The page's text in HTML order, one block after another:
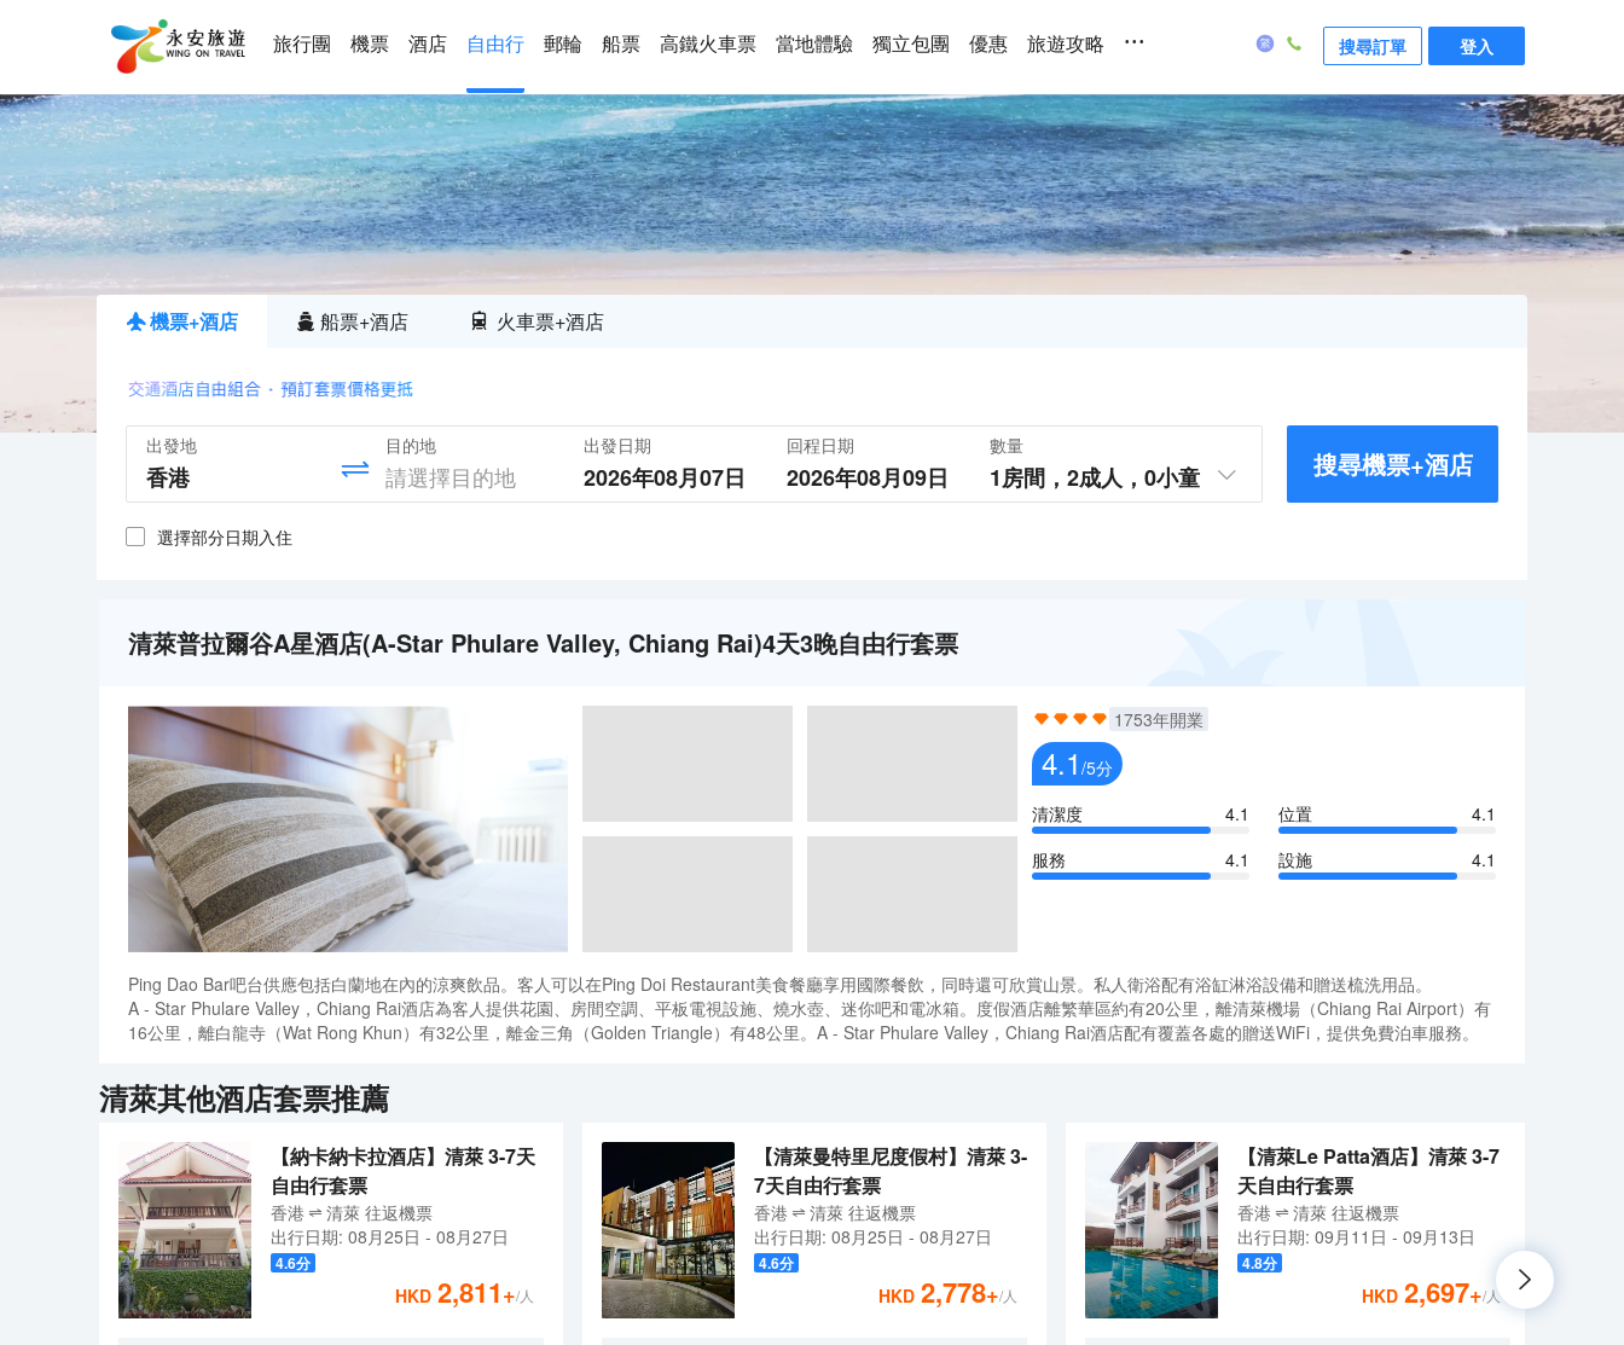
旅行團 機票 酒店 自由行 郵輪 船票 高鐵火車票 當地體驗 獨立包團 優惠 旅遊攻略 ... 搜尋訂單 登入
機票+酒店 船票+酒店 火車票+酒店
出發地 目的地 出發日期
2026年08月07日
回程日期
2026年08月09日
數量
1房間， 2成人， 0小童 搜尋機票+酒店
選擇部分日期入住
清萊普拉爾谷A星酒店(A-Star Phulare Valley, Chiang Rai)4天3晚自由行套票
1753年開業
4.1 /5分
清潔度
4.1 位置
4.1
服務
4.1 設施 4.1
Ping Dao Bar吧台供應包括白蘭地在內的涼爽飲品。客人可以在Ping Doi Restaurant美食餐廳享用國際餐飲，同時還可欣賞山景。私人衛浴配有浴缸淋浴設備和贈送梳洗用品。
A - Star Phulare Valley，Chiang Rai酒店為客人提供花園、房間空調、平板電視設施、燒水壺、迷你吧和電冰箱。度假酒店離繁華區約有20公里，離清萊機場（Chiang Rai Airport）有
16公里，離白龍寺（Wat Rong Khun）有32公里，離金三角（Golden Triangle）有48公里。A - Star Phulare Valley，Chiang Rai酒店配有覆蓋各處的贈送WiFi，提供免費泊車服務。
清萊其他酒店套票推薦
【納卡納卡拉酒店】清萊 3-7天
自由行套票
香港 清萊 往返機票
出行日期: 08月25日 - 08月27日
4.6分
HKD 2,811+/人
【清萊曼特里尼度假村】清萊 3-
7天自由行套票
香港 清萊 往返機票
出行日期: 08月25日 - 08月27日
4.6分
HKD 2,778+/人
【清萊Le Patta酒店】清萊 3-7
天自由行套票
香港 清萊 往返機票
出行日期: 09月11日 - 09月13日
4.8分
HKD 2,697+/人